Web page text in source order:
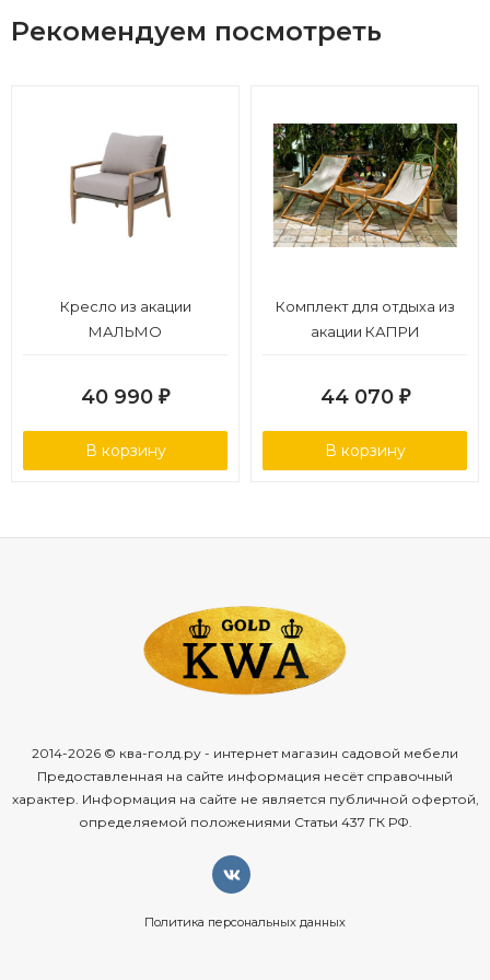
Рекомендуем посмотреть
Кресло из акации
МАЛЬМО
40 990 ₽
В корзину
Комплект для отдыха из
акации КАПРИ
44 070 ₽
В корзину
2014-2026 © ква-голд.ру - интернет магазин садовой мебели
Предоставленная на сайте информация несёт справочный
характер. Информация на сайте не является публичной офертой,
определяемой положениями Статьи 437 ГК РФ.
Политика персональных данных